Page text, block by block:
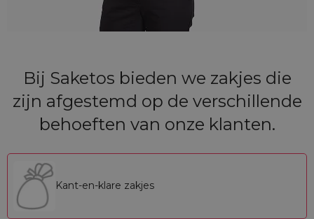
Bij Saketos bieden we zakjes die
zijn afgestemd op de verschillende
behoeften van onze klanten.
Kant-en-klare zakjes